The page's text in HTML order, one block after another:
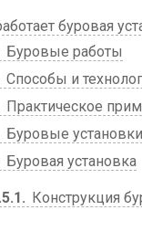
буровая
Буровые работы
Способы и
Практическое
Буровые установки
Буровая установка
Конструкция